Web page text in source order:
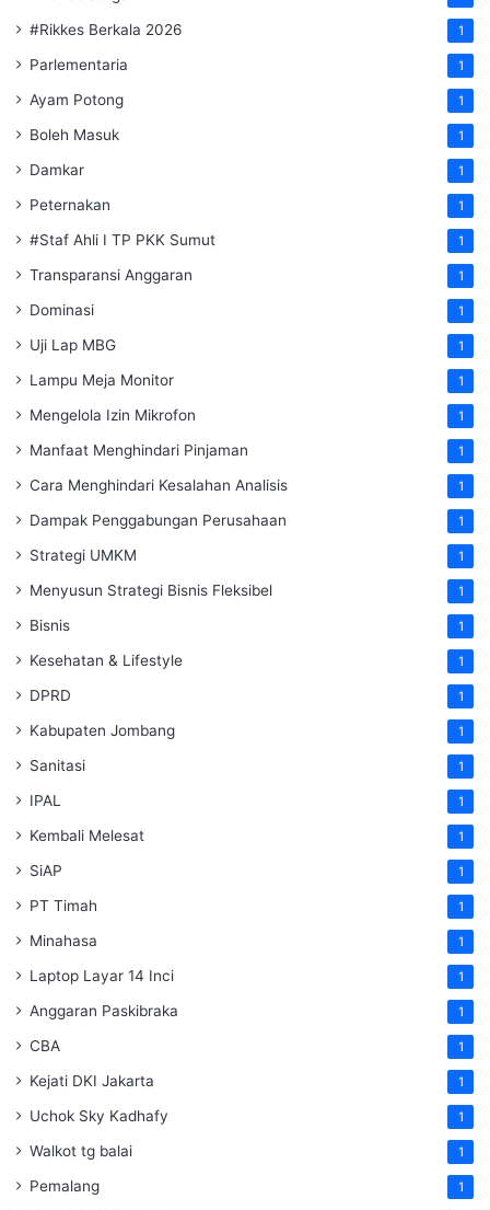
#Rikkes Berkala 2026 1
Parlementaria 1
Ayam Potong 1
Boleh Masuk 1
Damkar 1
Peternakan 1
#Staf Ahli I TP PKK Sumut 1
Transparansi Anggaran 1
Dominasi 1
Uji Lap MBG 1
Lampu Meja Monitor 1
Mengelola Izin Mikrofon 1
Manfaat Menghindari Pinjaman 1
Cara Menghindari Kesalahan Analisis 1
Dampak Penggabungan Perusahaan 1
Strategi UMKM 1
Menyusun Strategi Bisnis Fleksibel 1
Bisnis 1
Kesehatan & Lifestyle 1
DPRD 1
Kabupaten Jombang 1
Sanitasi 1
IPAL 1
Kembali Melesat 1
SiAP 1
PT Timah 1
Minahasa 1
Laptop Layar 14 Inci 1
Anggaran Paskibraka 1
CBA 1
Kejati DKI Jakarta 1
Uchok Sky Kadhafy 1
Walkot tg balai 1
Pemalang 1